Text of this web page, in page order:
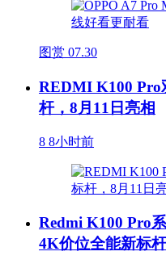
图赏 07.30
REDMI K100 Pro
杆，8月11日亮相
8 8小时前
Redmi K100 Pro
4K价位全能新标杆